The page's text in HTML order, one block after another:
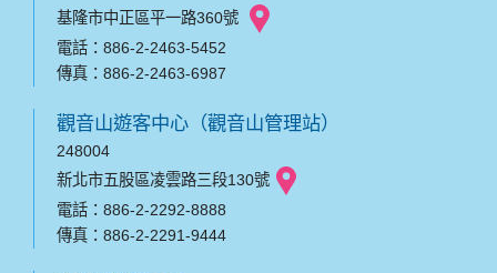
基隆市中正區平一路360號
電話：886-2-2463-5452
傳真：886-2-2463-6987
觀音山遊客中心（觀音山管理站）
248004
新北市五股區凌雲路三段130號
電話：886-2-2292-8888
傳真：886-2-2291-9444